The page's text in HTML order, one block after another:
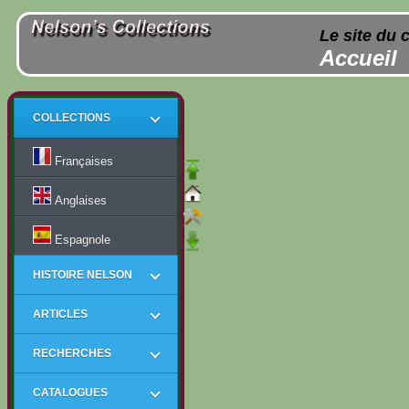
Le site du
Accueil
COLLECTIONS
Françaises
Anglaises
Espagnole
HISTOIRE NELSON
ARTICLES
RECHERCHES
CATALOGUES